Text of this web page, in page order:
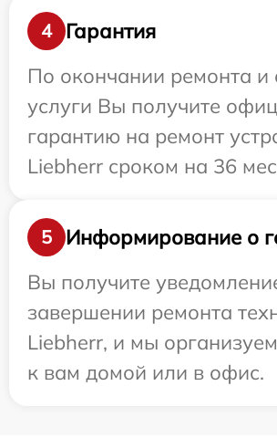
4
Гарантия
По окончании ремонта и
услуги Вы получите
гарантию на ремонт
Liebherr сроком на 36
5
Информирование о
Вы получите
завершении ремонта
Liebherr, и мы
к вам домой или в офис.